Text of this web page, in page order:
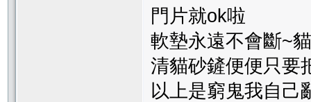
門片就ok啦
軟墊永遠不會斷~
清貓砂鏟便便只要
以上是窮鬼我自己